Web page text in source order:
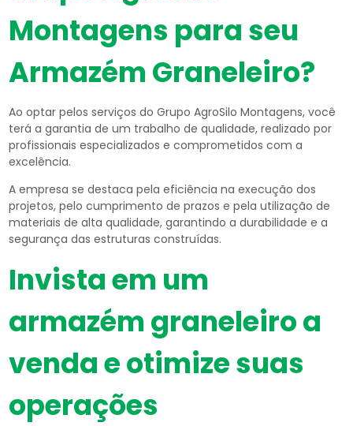
Montagens para seu
Armazém Graneleiro?
Ao optar pelos serviços do Grupo AgroSilo Montagens, você
terá a garantia de um trabalho de qualidade, realizado por
profissionais especializados e comprometidos com a
excelência.
A empresa se destaca pela eficiência na execução dos
projetos, pelo cumprimento de prazos e pela utilização de
materiais de alta qualidade, garantindo a durabilidade e a
segurança das estruturas construídas.
Invista em um
armazém graneleiro a
vendae otimize suas
operações